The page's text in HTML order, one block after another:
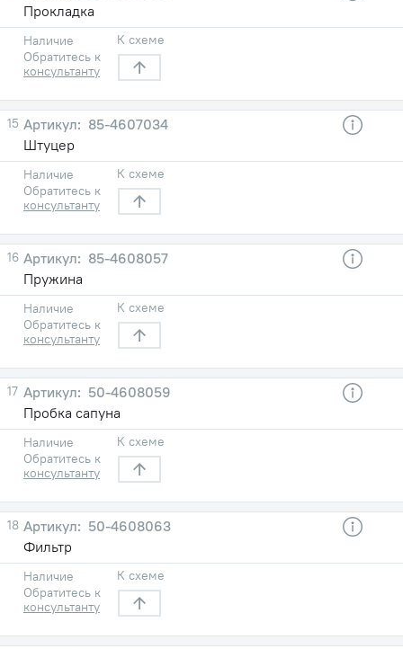
Прокладка
Наличие
Обратитесь к
консультанту
К схеме
15
85-4607034
Штуцер
Наличие
Обратитесь к
консультанту
К схеме
16
85-4608057
Пружина
Наличие
Обратитесь к
консультанту
К схеме
17
50-4608059
Пробка сапуна
Наличие
Обратитесь к
консультанту
К схеме
18
50-4608063
Фильтр
Наличие
Обратитесь к
консультанту
К схеме